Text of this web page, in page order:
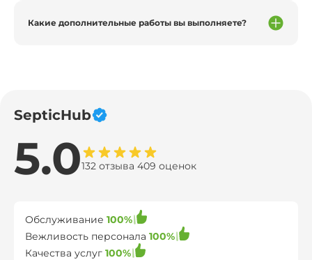
Какие дополнительные работы вы выполняете?
SepticHub
5.0132 отзыва 409 оценок
Обслуживание 100%
Вежливость персонала 100%
Качества услуг 100%